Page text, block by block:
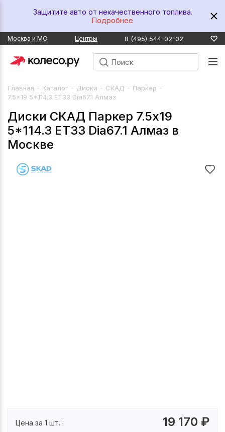
Защитите авто от некачественного топлива.
Подробнее
Москва и МО Центры 8 (495) 544-02-02
Главная - Каталог - Диски - СКАД - Паркер -
7.5x19 5*114.3 ET33 Dia67.1 Алмаз
Диски СКАД Паркер 7.5x19
5*114.3 ET33 Dia67.1 Алмаз в
Москве
Цена за 1 шт. : 19 170 ₽